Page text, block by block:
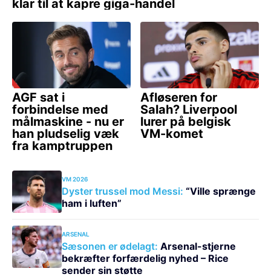
VM 2026
Dyster trussel mod Messi: “Ville sprænge
ham i luften”
ARSENAL
Sæsonen er ødelagt: Arsenal-stjerne
bekræfter forfærdelig nyhed – Rice
sender sin støtte